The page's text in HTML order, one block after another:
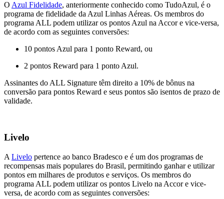
O Azul Fidelidade, anteriormente conhecido como TudoAzul, é o
programa de fidelidade da Azul Linhas Aéreas. Os membros do
programa ALL podem utilizar os pontos Azul na Accor e vice-versa,
de acordo com as seguintes conversões:
10 pontos Azul para 1 ponto Reward, ou
2 pontos Reward para 1 ponto Azul.
Assinantes do ALL Signature têm direito a 10% de bônus na
conversão para pontos Reward e seus pontos são isentos de prazo de
validade.
Livelo
A Livelo pertence ao banco Bradesco e é um dos programas de
recompensas mais populares do Brasil, permitindo ganhar e utilizar
pontos em milhares de produtos e serviços. Os membros do
programa ALL podem utilizar os pontos Livelo na Accor e vice-
versa, de acordo com as seguintes conversões: